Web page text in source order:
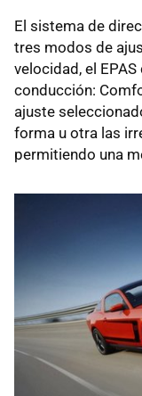
El sistema de
tres modos de
velocidad, el EPAS
conducción:
ajuste
forma u otra las
permitiendo una